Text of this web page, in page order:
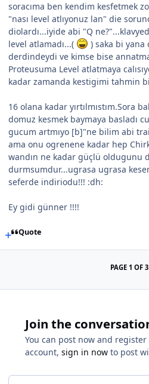
soracıma ben kendim kesfetmek
"nası level atlıyonuz lan" die
diolardı...iyide abi "Q
level atlamadı...(
) saka bi
derdindeydi ve kimse bise
Proteusuma Level atlatmaya
kadar zamanda kestigimi tahmin
16 olana kadar yırtılmıstım.Sora
domuz kesmek baymaya basladı
gucum artmıyo [b]"ne bilim abi
ama onu ogrenene kadar hep
wandın ne kadar güçlü oldugunu
durmsumdur...ugrasa ugrasa
seferde indiriodu!!! :dh:
Ey gidi günner !!!!
Quote
PAGE 1 OF 3
Join the
You can post now and
account, sign in now to post